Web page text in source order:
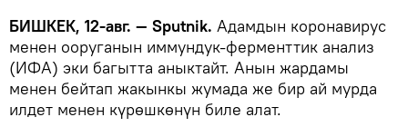
БИШКЕК, 12-авг. — Sputnik. Адамдын коронавирус
менен ооруганын иммундук-ферменттик анализ
(ИФА) эки багытта аныктайт. Анын жардамы
менен бейтап жакынкы жумада же бир ай мурда
илдет менен күрөшкөнүн биле алат.